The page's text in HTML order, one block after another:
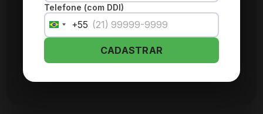
Telefone (com DDI)
Brazil
+55
+55
CADASTRAR